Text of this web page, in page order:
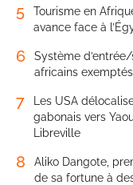
5
Tourisme en
avance face à
6
Système
africains
7
Les USA
gabonais vers
Libreville
8
Aliko Dangote,
de sa fortune à